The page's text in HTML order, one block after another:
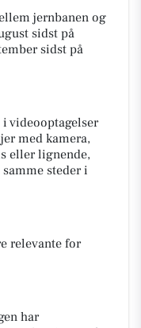
jernbanen og
sidst på
sidst på
videooptagelser
med kamera,
eller lignende,
steder i
relevante for
har